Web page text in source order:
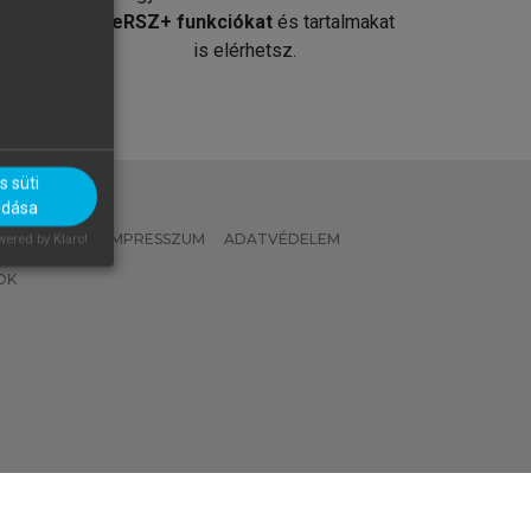
MeRSZ+ funkciókat és tartalmakat
is elérhetsz.
IMPRESSZUM ADATVÉDELEM
süti
by Klaro!